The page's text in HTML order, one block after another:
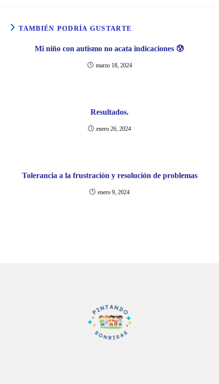
TAMBIÉN PODRÍA GUSTARTE
Mi niño con autismo no acata indicaciones 😰
marzo 18, 2024
Resultados.
enero 26, 2024
Tolerancia a la frustración y resolución de problemas
enero 9, 2024